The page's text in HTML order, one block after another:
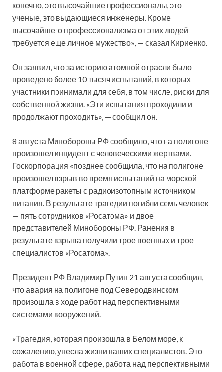
конечно, это высочайшие профессионалы, это
ученые, это выдающиеся инженеры. Кроме
высочайшего профессионализма от этих людей
требуется еще личное мужество», — сказал Кириенко.
Он заявил, что за историю атомной отрасли было
проведено более 10 тысяч испытаний, в которых
участники принимали для себя, в том числе, риски для
собственной жизни. «Эти испытания проходили и
продолжают проходить», — сообщил он.
8 августа Минобороны РФ сообщило, что на полигоне
произошел инцидент с человеческими жертвами.
Госкорпорация «позднее сообщила, что на полигоне
произошел взрыв во время испытаний на морской
платформе ракеты с радиоизотопным источником
питания. В результате трагедии погибли семь человек
— пять сотрудников «Росатома» и двое
представителей Минобороны РФ. Ранения в
результате взрыва получили трое военных и трое
специалистов «Росатома».
Президент РФ Владимир Путин 21 августа сообщил,
что авария на полигоне под Северодвинском
произошла в ходе работ над перспективными
системами вооружений.
«Трагедия, которая произошла в Белом море, к
сожалению, унесла жизни наших специалистов. Это
работа в военной сфере, работа над перспективными